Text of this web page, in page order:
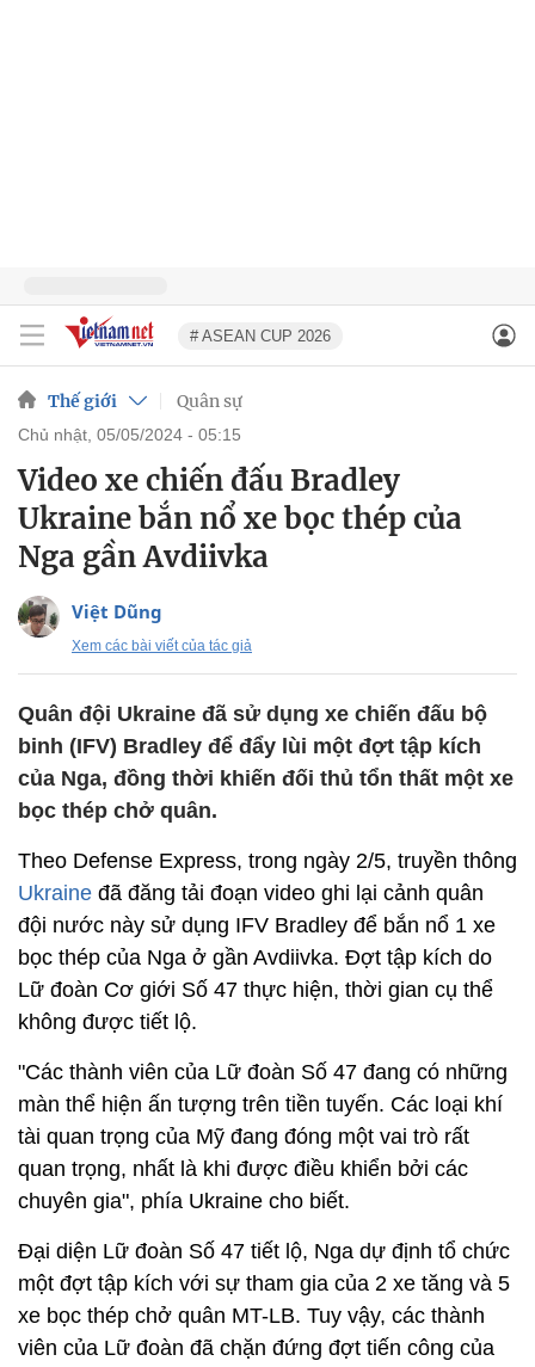
# ASEAN CUP 2026
Thế giới Quân sự
chủ nhật, 05/05/2024 - 05:15
Video xe chiến đấu Bradley
Ukraine bắn nổ xe bọc thép của
Nga gần Avdiivka
Việt Dũng
Xem các bài viết của tác giả
Quân đội Ukraine đã sử dụng xe chiến đấu bộ
binh (IFV) Bradley để đẩy lùi một đợt tập kích
của Nga, đồng thời khiến đối thủ tổn thất một xe
bọc thép chở quân.
Theo Defense Express, trong ngày 2/5, truyền thông
Ukraine đã đăng tải đoạn video ghi lại cảnh quân
đội nước này sử dụng IFV Bradley để bắn nổ 1 xe
bọc thép của Nga ở gần Avdiivka. Đợt tập kích do
Lữ đoàn Cơ giới Số 47 thực hiện, thời gian cụ thể
không được tiết lộ.
"Các thành viên của Lữ đoàn Số 47 đang có những
màn thể hiện ấn tượng trên tiền tuyến. Các loại khí
tài quan trọng của Mỹ đang đóng một vai trò rất
quan trọng, nhất là khi được điều khiển bởi các
chuyên gia", phía Ukraine cho biết.
Đại diện Lữ đoàn Số 47 tiết lộ, Nga dự định tổ chức
một đợt tập kích với sự tham gia của 2 xe tăng và 5
xe bọc thép chở quân MT-LB. Tuy vậy, các thành
viên của Lữ đoàn đã chặn đứng đợt tiến công của